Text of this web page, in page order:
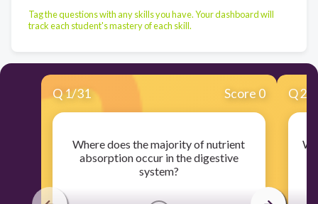
Tag the questions with any skills you have. Your dashboard will
track each student's mastery of each skill.
Q 1/31 Score 0
Where does the majority of nutrient
absorption occur in the digestive
system?
Q2